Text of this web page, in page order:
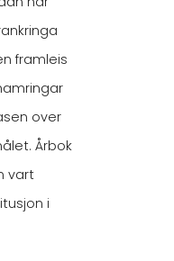
framleis
over
Årbok
vart
i